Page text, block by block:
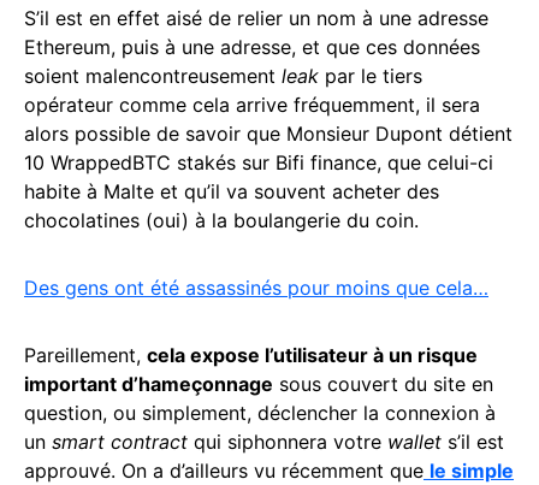
S’il est en effet aisé de relier un nom à une adresse
Ethereum, puis à une adresse, et que ces données
soient malencontreusement leak par le tiers
opérateur comme cela arrive fréquemment, il sera
alors possible de savoir que Monsieur Dupont détient
10 WrappedBTC stakés sur Bifi finance, que celui-ci
habite à Malte et qu’il va souvent acheter des
chocolatines (oui) à la boulangerie du coin.
Des gens ont été assassinés pour moins que cela…
Pareillement, cela expose l’utilisateur à un risque
important d’hameçonnage sous couvert du site en
question, ou simplement, déclencher la connexion à
un smart contract qui siphonnera votre wallet s’il est
approuvé. On a d’ailleurs vu récemment que le simple